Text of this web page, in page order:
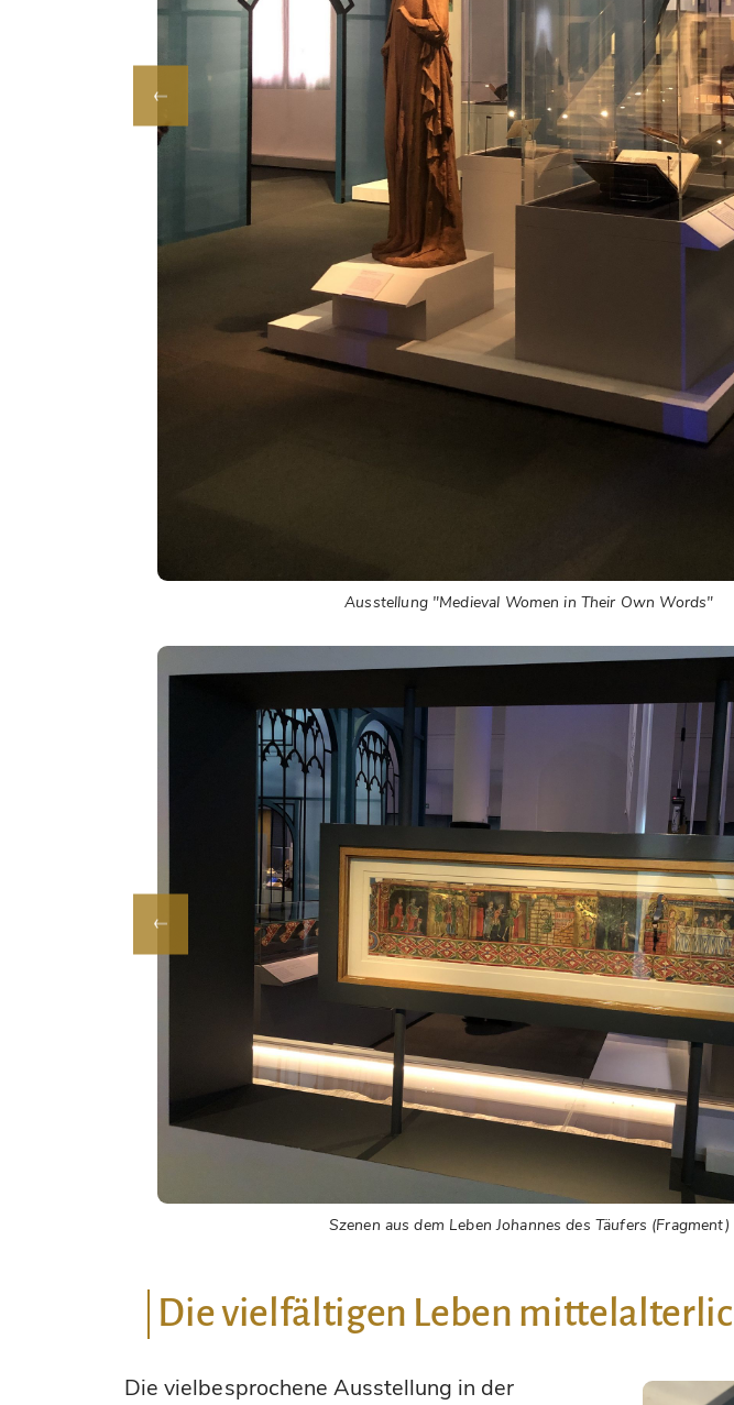
Ausstellung "Medieval Women in Their Own Words"
Szenen aus dem Leben Johannes des Täufers (Fragment)
Die vielfältigen Leben
Die vielbesprochene Ausstellung in der